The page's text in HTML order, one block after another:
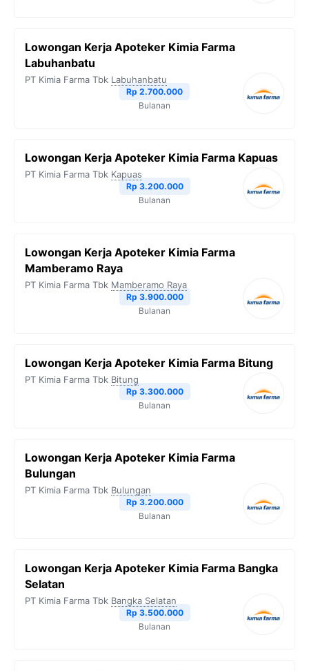
Lowongan Kerja Apoteker Kimia Farma
Labuhanbatu
PT Kimia Farma Tbk Labuhanbatu
Rp 2.700.000
Bulanan
Lowongan Kerja Apoteker Kimia Farma Kapuas
PT Kimia Farma Tbk Kapuas
Rp 3.200.000
Bulanan
Lowongan Kerja Apoteker Kimia Farma
Mamberamo Raya
PT Kimia Farma Tbk Mamberamo Raya
Rp 3.900.000
Bulanan
Lowongan Kerja Apoteker Kimia Farma Bitung
PT Kimia Farma Tbk Bitung
Rp 3.300.000
Bulanan
Lowongan Kerja Apoteker Kimia Farma
Bulungan
PT Kimia Farma Tbk Bulungan
Rp 3.200.000
Bulanan
Lowongan Kerja Apoteker Kimia Farma Bangka
Selatan
PT Kimia Farma Tbk Bangka Selatan
Rp 3.500.000
Bulanan